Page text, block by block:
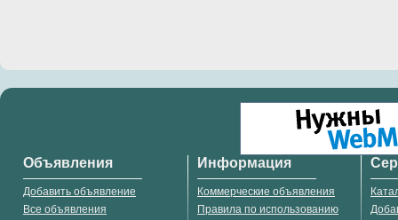
Объявления
Добавить объявление
Все объявления
Информация
Коммерческие объявления
Правила по использованию